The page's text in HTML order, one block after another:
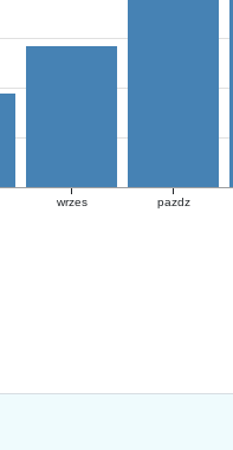
wrzes pazdz